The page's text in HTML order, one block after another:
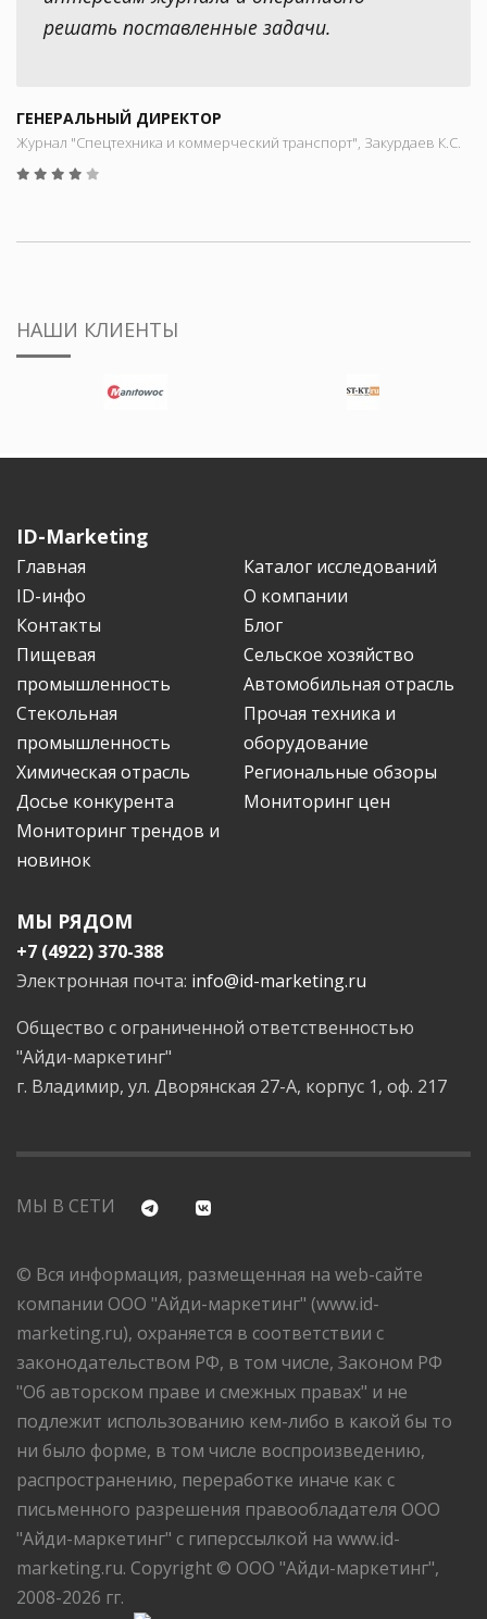
решать поставленные задачи.
ГЕНЕРАЛЬНЫЙ ДИРЕКТОР
Журнал "Спецтехника и коммерческий транспорт", Закурдаев К.С.
НАШИ КЛИЕНТЫ
ID-Marketing
Главная
Каталог исследований
ID-инфо
О компании
Контакты
Блог
Пищевая
промышленность
Сельское хозяйство
Автомобильная отрасль
Стекольная
промышленность
Прочая техника и
оборудование
Химическая отрасль
Региональные обзоры
Досье конкурента
Мониторинг цен
Мониторинг трендов и
новинок
МЫ РЯДОМ
+7 (4922) 370-388
Электронная почта: info@id-marketing.ru
Общество с ограниченной ответственностью
"Айди-маркетинг"
г. Владимир, ул. Дворянская 27-А, корпус 1, оф. 217
МЫ В СЕТИ
© Вся информация, размещенная на web-сайте
компании ООО "Айди-маркетинг" (www.id-
marketing.ru), охраняется в соответствии с
законодательством РФ, в том числе, Законом РФ
"Об авторском праве и смежных правах" и не
подлежит использованию кем-либо в какой бы то
ни было форме, в том числе воспроизведению,
распространению, переработке иначе как с
письменного разрешения правообладателя ООО
"Айди-маркетинг" с гиперссылкой на www.id-
marketing.ru. Copyright © ООО "Айди-маркетинг",
2008-2026 гг.